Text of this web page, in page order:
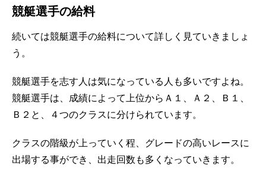
競艇選手の給料
続いては競艇選手の給料について詳しく見ていきましょ
う。
競艇選手を志す人は気になっている人も多いですよね。
競艇選手は、成績によって上位からＡ１、Ａ２、Ｂ１、
Ｂ２と、４つのクラスに分けられています。
クラスの階級が上っていく程、グレードの高いレースに
出場する事ができ、出走回数も多くなっていきます。